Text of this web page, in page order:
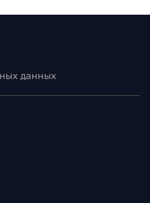
данных